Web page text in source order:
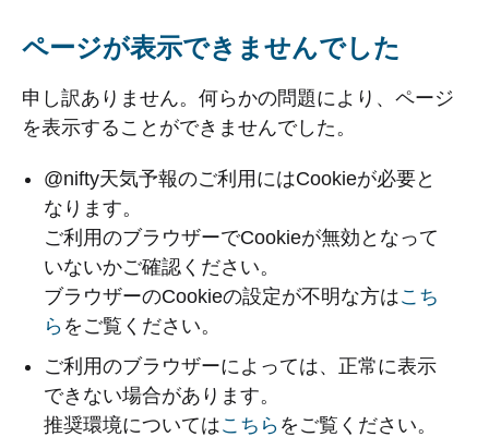
ページが表示できませんでした
申し訳ありません。何らかの問題により、ページ
を表示することができませんでした。
@nifty天気予報のご利用にはCookieが必要と
なります。
ご利用のブラウザーでCookieが無効となって
いないかご確認ください。
ブラウザーのCookieの設定が不明な方はこち
ら をご覧ください。
ご利用のブラウザーによっては、正常に表示
できない場合があります。
推奨環境についてはこちら をご覧ください。